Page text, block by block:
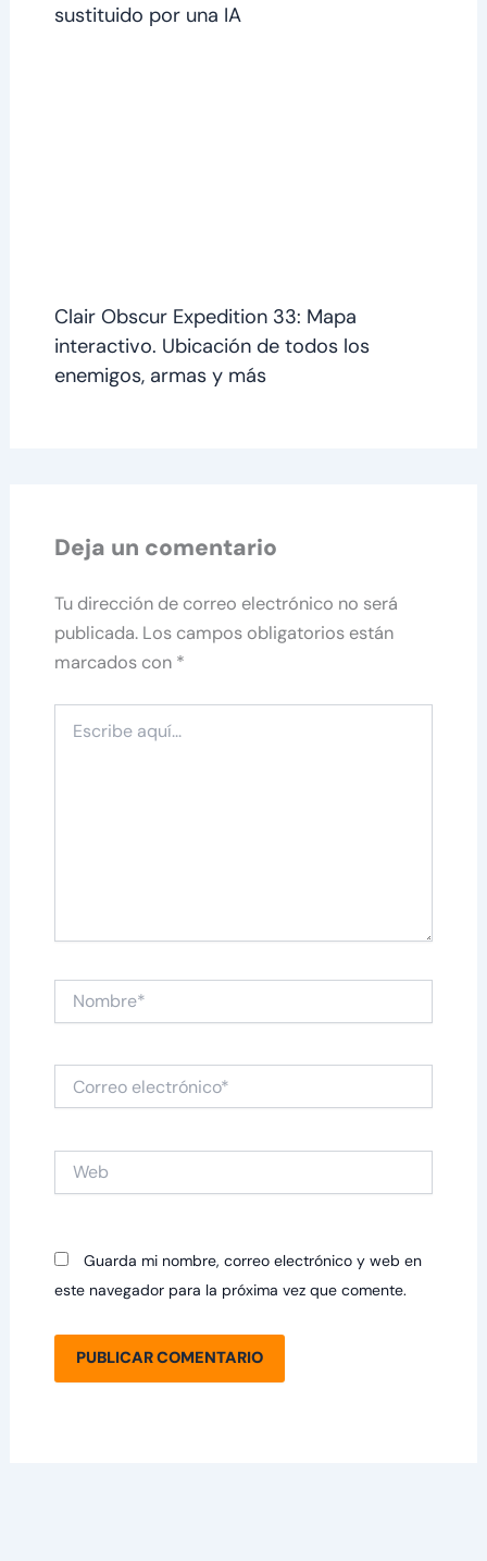
sustituido por una IA
Clair Obscur Expedition 33: Mapa
interactivo. Ubicación de todos los
enemigos, armas y más
Deja un comentario
Tu dirección de correo electrónico no será
publicada. Los campos obligatorios están
marcados con *
aquí...
electrónico*
Guarda mi nombre, correo electrónico y web en
este navegador para la próxima vez que comente.